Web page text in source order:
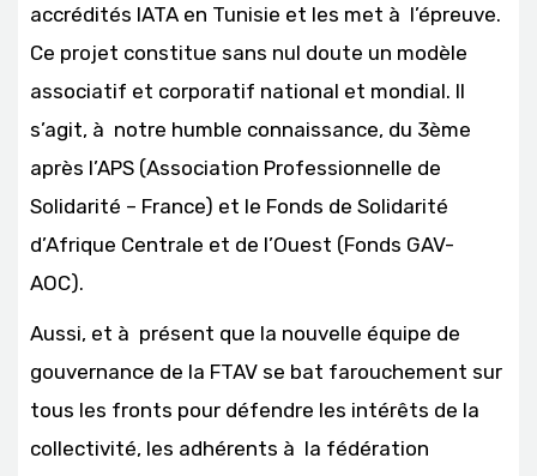
accrédités IATA en Tunisie et les met à l’épreuve.
Ce projet constitue sans nul doute un modèle
associatif et corporatif national et mondial. Il
s’agit, à notre humble connaissance, du 3ème
après l’APS (Association Professionnelle de
Solidarité – France) et le Fonds de Solidarité
d’Afrique Centrale et de l’Ouest (Fonds GAV-
AOC).
Aussi, et à présent que la nouvelle équipe de
gouvernance de la FTAV se bat farouchement sur
tous les fronts pour défendre les intérêts de la
collectivité, les adhérents à la fédération